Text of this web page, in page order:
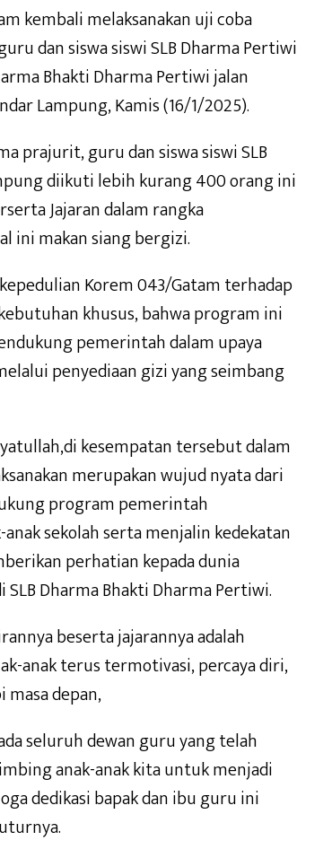
kembali melaksanakan uji coba
dan siswa siswi SLB Dharma Pertiwi
Bhakti Dharma Pertiwi jalan
Lampung, Kamis (16/1/2025).
prajurit, guru dan siswa siswi SLB
diikuti lebih kurang 400 orang ini
Jajaran dalam rangka
ini makan siang bergizi.
Korem 043/Gatam terhadap
khusus, bahwa program ini
pemerintah dalam upaya
penyediaan gizi yang seimbang
kesempatan tersebut dalam
merupakan wujud nyata dari
program pemerintah
sekolah serta menjalin kedekatan
perhatian kepada dunia
Dharma Bhakti Dharma Pertiwi.
beserta jajarannya adalah
anak terus termotivasi, percaya diri,
depan,
seluruh dewan guru yang telah
anak-anak kita untuk menjadi
dedikasi bapak dan ibu guru ini